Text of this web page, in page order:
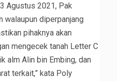
Agustus 2021, Pak
walaupun diperpanjang
pihaknya akan
mengecek tanah Letter C
alm Alin bin Embing, dan
terkait,” kata Poly